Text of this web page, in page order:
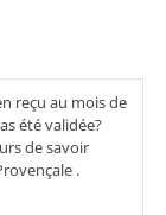
reçu au mois de
été validée?
de savoir
.